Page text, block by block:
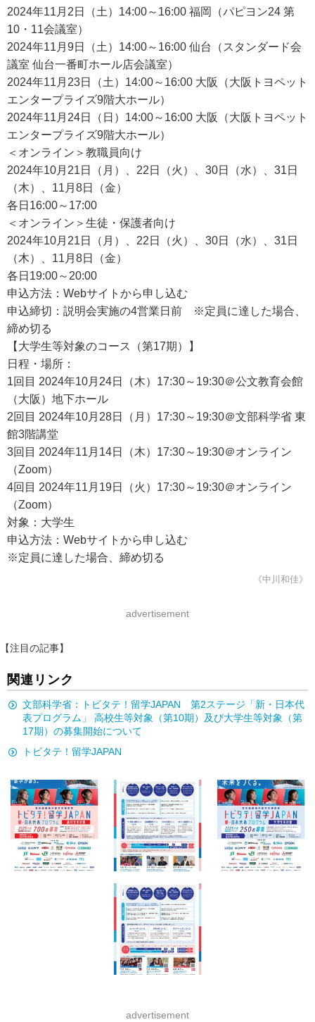
2024年11月2日（土）14:00～16:00 福岡（パピヨン24 第
10・11会議室）
2024年11月9日（土）14:00～16:00 仙台（スタンダード会
議室 仙台一番町ホール店会議室）
2024年11月23日（土）14:00～16:00 大阪（大阪トヨペット
エンタープライズ9階大ホール）
2024年11月24日（日）14:00～16:00 大阪（大阪トヨペット
エンタープライズ9階大ホール）
＜オンライン＞教職員向け
2024年10月21日（月）、22日（火）、30日（水）、31日
（木）、11月8日（金）
各日16:00～17:00
＜オンライン＞生徒・保護者向け
2024年10月21日（月）、22日（火）、30日（水）、31日
（木）、11月8日（金）
各日19:00～20:00
申込方法：Webサイトから申し込む
申込締切：説明会実施の4営業日前 ※定員に達した場合、
締め切る
【大学生等対象のコース（第17期）】
日程・場所：
1回目 2024年10月24日（木）17:30～19:30＠公文教育会館
（大阪）地下ホール
2回目 2024年10月28日（月）17:30～19:30＠文部科学省 東
館3階講堂
3回目 2024年11月14日（木）17:30～19:30＠オンライン
（Zoom）
4回目 2024年11月19日（火）17:30～19:30＠オンライン
（Zoom）
対象：大学生
申込方法：Webサイトから申し込む
※定員に達した場合、締め切る
《中川和佳》
advertisement
【注目の記事】
関連リンク
文部科学省：トビタテ！留学JAPAN 第2ステージ「新・日本代
表プログラム」 高校生等対象（第10期）及び大学生等対象（第
17期）の募集開始について
トビタテ！留学JAPAN
advertisement